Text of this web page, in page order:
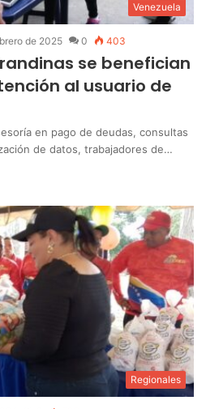
Venezuela
de 2025 0 403
se benefician
al usuario de
en pago de deudas, consultas
de datos, trabajadores de…
Regionales